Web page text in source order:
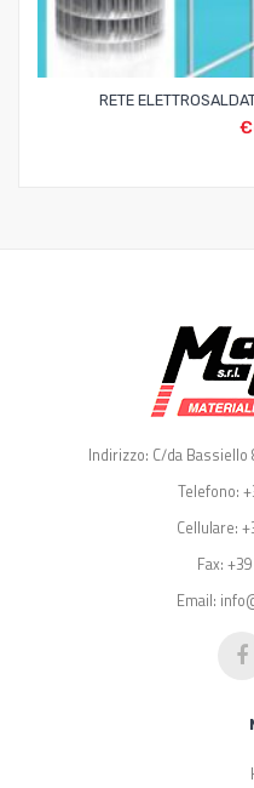
RETE
€
Indirizzo: C/da
Telefono:
Cellulare:
Fax:
Email: